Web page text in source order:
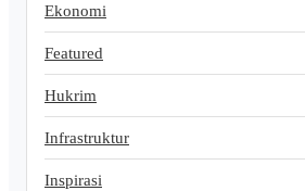
Ekonomi
Featured
Hukrim
Infrastruktur
Inspirasi